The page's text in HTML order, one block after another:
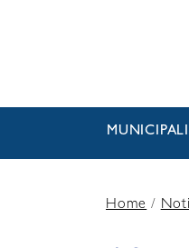
Home/